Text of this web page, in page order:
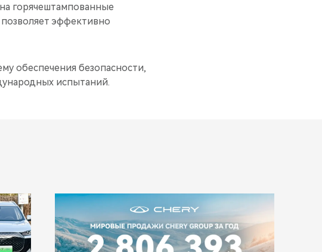
горячештампованные
эффективно
обеспечения безопасности,
испытаний.